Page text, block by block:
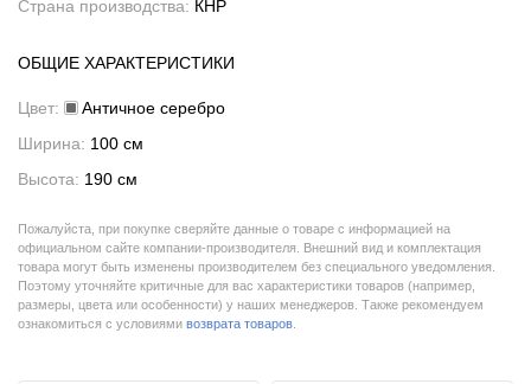
Страна производства: КНР
ОБЩИЕ ХАРАКТЕРИСТИКИ
Цвет:
Античное серебро
Ширина: 100 см
Высота: 190 см
Пожалуйста, при покупке сверяйте данные о товаре с информацией на
официальном сайте компании-производителя. Внешний вид и комплектация
товара могут быть изменены производителем без специального уведомления.
Поэтому уточняйте критичные для вас характеристики товаров (например,
размеры, цвета или особенности) у наших менеджеров. Также рекомендуем
ознакомиться с условиями возврата товаров